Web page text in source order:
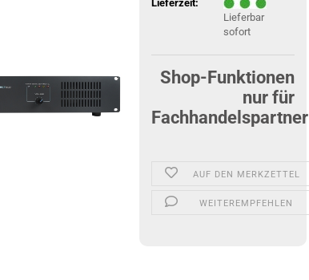
Lieferzeit:
Lieferbar
sofort
Shop-Funktionen
nur für
Fachhandelspartner
AUF DEN MERKZETTEL
WEITEREMPFEHLEN